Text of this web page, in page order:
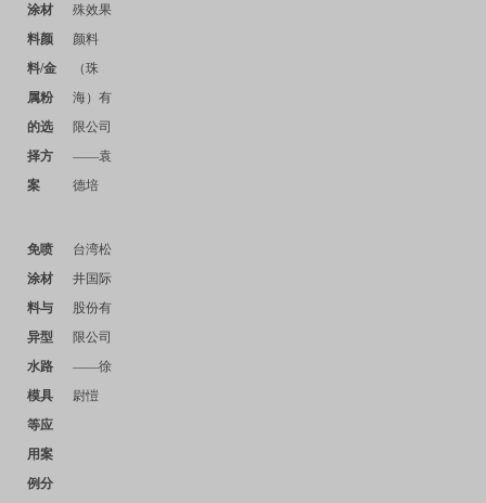
涂材
料颜
料/金
属粉
的选
择方
案
殊效果
颜料
（珠
海）有
限公司
——袁
德培
免喷
涂材
料与
异型
水路
模具
等应
用案
例分
台湾松
井国际
股份有
限公司
——徐
尉愷